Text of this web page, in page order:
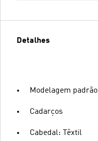
Detalhes
Modelagem padrão
Cadarços
Cabedal: Têxtil